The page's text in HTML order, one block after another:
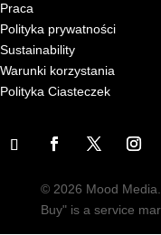
Praca
Polityka prywatności
Sustainability
Warunki korzystania
Polityka Ciasteczek
© 2026 Mood
Buy" is a service